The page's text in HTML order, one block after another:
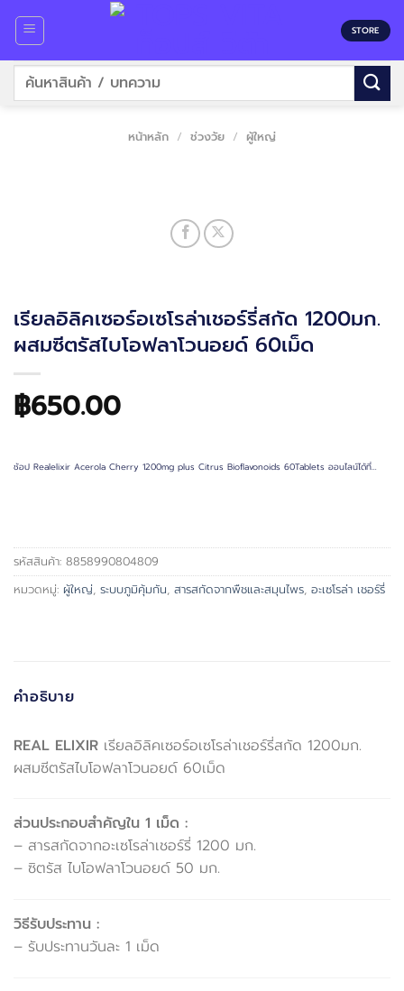
content
STORE
ค้นหา:
หน้าหลัก / ช่วงวัย / ผู้ใหญ่
เรียลอิลิคเซอร์อเซโรล่าเชอร์รี่สกัด 1200มก.
ผสมซีตรัสไบโอฟลาโวนอยด์ 60เม็ด
฿650.00
ช้อป Realelixir Acerola Cherry 1200mg plus Citrus Bioflavonoids 60Tablets ออนไลน์ได้ที่…
รหัสสินค้า: 8858990804809
หมวดหมู่: ผู้ใหญ่, ระบบภูมิคุ้มกัน, สารสกัดจากพืชและสมุนไพร, อะเซโรล่า เชอร์รี่
คำอธิบาย
REAL ELIXIR เรียลอิลิคเซอร์อเซโรล่าเชอร์รี่สกัด 1200มก.
ผสมซีตรัสไบโอฟลาโวนอยด์ 60เม็ด
ส่วนประกอบสำคัญใน 1 เม็ด :
– สารสกัดจากอะเซโรล่าเชอร์รี่ 1200 มก.
– ซิตรัส ไบโอฟลาโวนอยด์ 50 มก.
วิธีรับประทาน :
– รับประทานวันละ 1 เม็ด